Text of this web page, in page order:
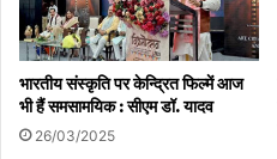
भारतीय संस्कृति पर केन्द्रित फिल्में आज
भी हैं समसामयिक : सीएम डॉ. यादव
26/03/2025